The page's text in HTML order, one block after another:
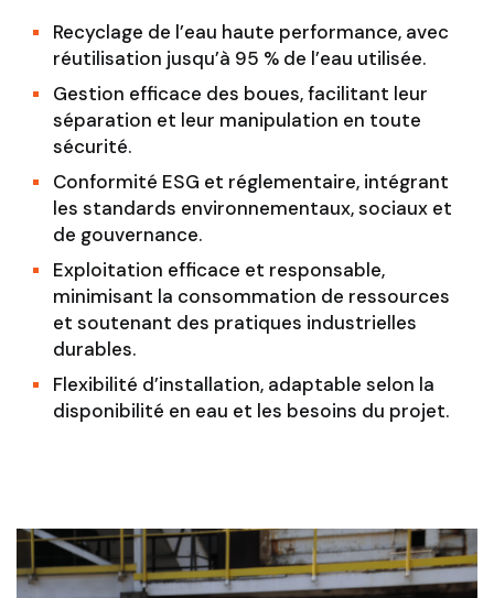
Recyclage de l’eau haute performance, avec
réutilisation jusqu’à 95 % de l’eau utilisée.
Gestion efficace des boues, facilitant leur
séparation et leur manipulation en toute
sécurité.
Conformité ESG et réglementaire, intégrant
les standards environnementaux, sociaux et
de gouvernance.
Exploitation efficace et responsable,
minimisant la consommation de ressources
et soutenant des pratiques industrielles
durables.
Flexibilité d’installation, adaptable selon la
disponibilité en eau et les besoins du projet.